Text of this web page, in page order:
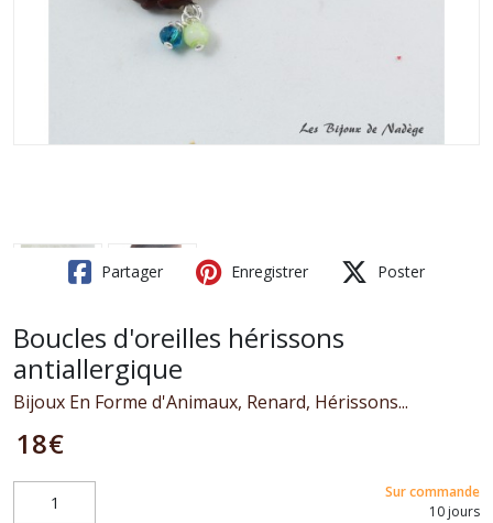
Partager Enregistrer Poster
Boucles d'oreilles hérissons
antiallergique
Bijoux En Forme d'Animaux, Renard, Hérissons...
18€
Sur commande
10 jours